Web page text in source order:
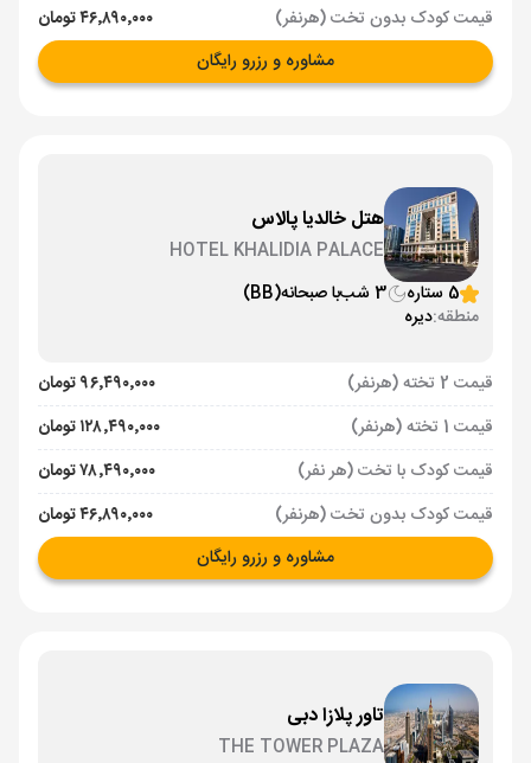
قیمت کودک بدون تخت (هرنفر)
۴۶٬۸۹۰٬۰۰۰ تومان
مشاوره و رزرو رایگان
هتل خالدیا پالاس
HOTEL KHALIDIA PALACE
5 ستاره
3 شب با صبحانه(BB)
منطقه:دیره
قیمت 2 تخته (هرنفر)
۹۶٬۴۹۰٬۰۰۰ تومان
قیمت 1 تخته (هرنفر)
۱۲۸٬۴۹۰٬۰۰۰ تومان
قیمت کودک با تخت (هر نفر)
۷۸٬۴۹۰٬۰۰۰ تومان
قیمت کودک بدون تخت (هرنفر)
۴۶٬۸۹۰٬۰۰۰ تومان
مشاوره و رزرو رایگان
تاور پلازا دبی
THE TOWER PLAZA